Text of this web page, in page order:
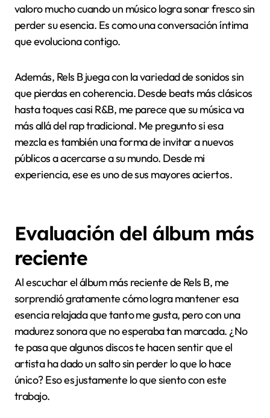
valoro mucho cuando un músico logra sonar fresco sin
perder su esencia. Es como una conversación íntima
que evoluciona contigo.
Además, Rels B juega con la variedad de sonidos sin
que pierdas en coherencia. Desde beats más clásicos
hasta toques casi R&B, me parece que su música va
más allá del rap tradicional. Me pregunto si esa
mezcla es también una forma de invitar a nuevos
públicos a acercarse a su mundo. Desde mi
experiencia, ese es uno de sus mayores aciertos.
Evaluación del álbum más
reciente
Al escuchar el álbum más reciente de Rels B, me
sorprendió gratamente cómo logra mantener esa
esencia relajada que tanto me gusta, pero con una
madurez sonora que no esperaba tan marcada. ¿No
te pasa que algunos discos te hacen sentir que el
artista ha dado un salto sin perder lo que lo hace
único? Eso es justamente lo que siento con este
trabajo.